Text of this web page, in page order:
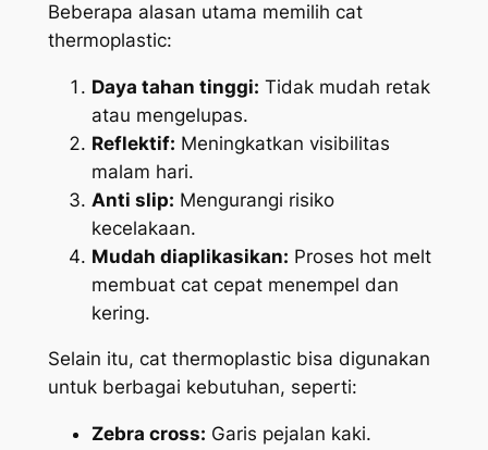
Beberapa alasan utama memilih cat
thermoplastic:
Daya tahan tinggi: Tidak mudah retak
atau mengelupas.
Reflektif: Meningkatkan visibilitas
malam hari.
Anti slip: Mengurangi risiko
kecelakaan.
Mudah diaplikasikan: Proses hot melt
membuat cat cepat menempel dan
kering.
Selain itu, cat thermoplastic bisa digunakan
untuk berbagai kebutuhan, seperti:
Zebra cross: Garis pejalan kaki.